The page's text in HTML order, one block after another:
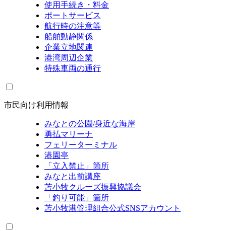
使用手続き・料金
ポートサービス
航行時の注意等
船舶動静関係
企業立地関連
港湾周辺企業
特殊車両の通行
市民向け利用情報
みなとの公園/身近な海岸
勇払マリーナ
フェリーターミナル
港園亭
「立入禁止」箇所
みなと出前講座
苫小牧クルーズ振興協議会
「釣り可能」箇所
苫小牧港管理組合公式SNSアカウント